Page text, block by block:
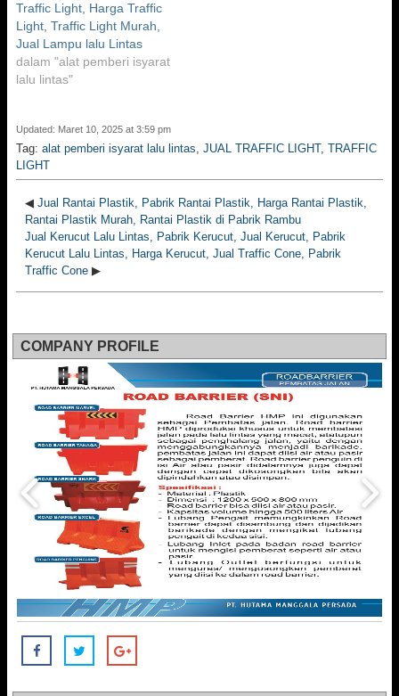
Traffic Light, Harga Traffic
Light, Traffic Light Murah,
Jual Lampu lalu Lintas
dalam "alat pemberi isyarat
lalu lintas"
Updated: Maret 10, 2025 at 3:59 pm
Tag: alat pemberi isyarat lalu lintas, JUAL TRAFFIC LIGHT, TRAFFIC
LIGHT
◀ Jual Rantai Plastik, Pabrik Rantai Plastik, Harga Rantai Plastik,
Rantai Plastik Murah, Rantai Plastik di Pabrik Rambu
Jual Kerucut Lalu Lintas, Pabrik Kerucut, Jual Kerucut, Pabrik
Kerucut Lalu Lintas, Harga Kerucut, Jual Traffic Cone, Pabrik
Traffic Cone ▶
COMPANY PROFILE